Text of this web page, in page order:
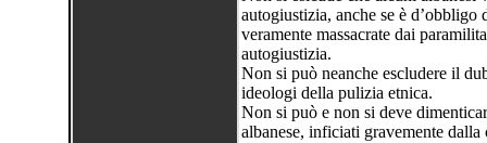
autogiustizia, anche se è
veramente massacrate dai
autogiustizia.
Non si può neanche escludere il
ideologi della pulizia etnica.
Non si può e non si deve
albanese, inficiati gravemente